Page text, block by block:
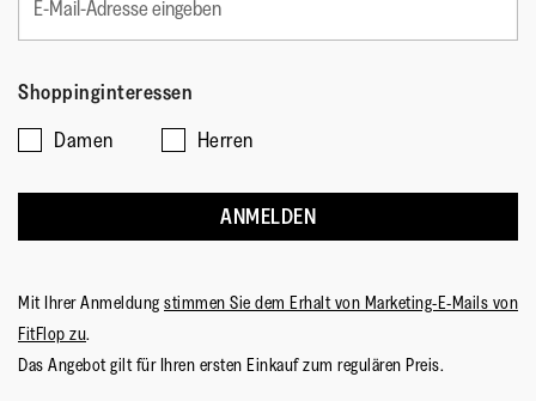
Shoppinginteressen
Damen
Herren
ANMELDEN
Mit Ihrer Anmeldung stimmen Sie dem Erhalt von Marketing-E-Mails von
FitFlop zu.
Das Angebot gilt für Ihren ersten Einkauf zum regulären Preis.